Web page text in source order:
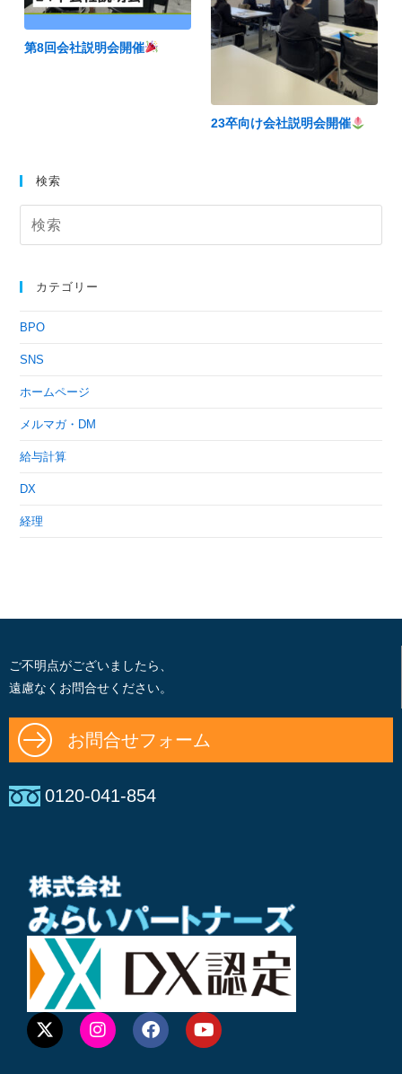
第8回会社説明会開催
23卒向け会社説明会開催
検索
カテゴリー
BPO
SNS
ホームページ
メルマガ・DM
給与計算
DX
経理
ご不明点がございましたら、
遠慮なくお問合せください。
お問合せフォーム
0120-041-854